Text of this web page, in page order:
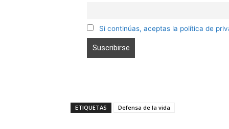
Si continúas, aceptas la política de
ETIQUETAS Defensa de la vida